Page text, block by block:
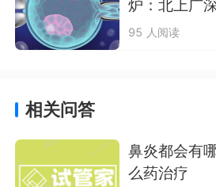
炉：北上广
95 人阅读
相关问答
鼻炎都会有
么药治疗